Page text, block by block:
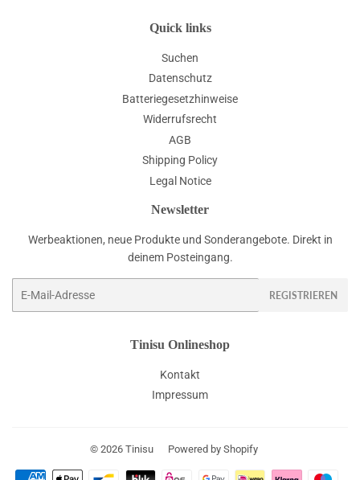
Quick links
Suchen
Datenschutz
Batteriegesetzhinweise
Widerrufsrecht
AGB
Shipping Policy
Legal Notice
Newsletter
Werbeaktionen, neue Produkte und Sonderangebote. Direkt in
deinem Posteingang.
REGISTRIEREN
Tinisu Onlineshop
Kontakt
Impressum
© 2026 Tinisu Powered by Shopify